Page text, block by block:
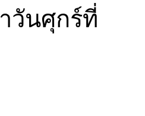
วันศุกร์ที่